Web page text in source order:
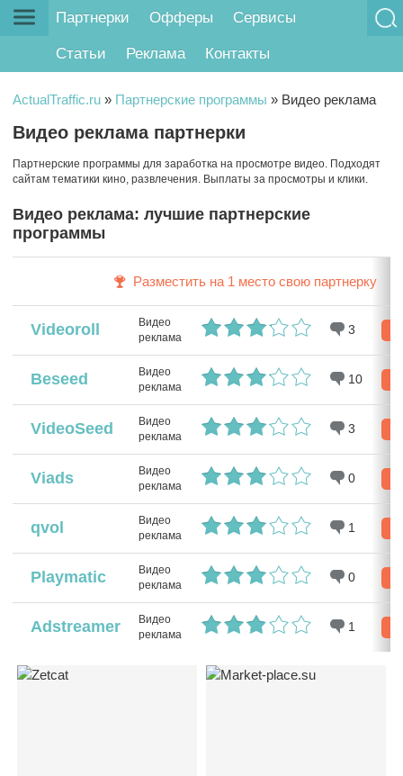
Партнерки Офферы Сервисы
Статьи Реклама Контакты
ActualTraffic.ru » Партнерские программы » Видео реклама
Видео реклама партнерки
Партнерские программы для заработка на просмотре видео. Подходят
сайтам тематики кино, развлечения. Выплаты за просмотры и клики.
Видео реклама: лучшие партнерские
программы
Разместить на 1 место свою партнерку
Videoroll
Видео
реклама
3
Beseed
Видео
реклама
10
VideoSeed
Видео
реклама
3
Viads
Видео
реклама
0
qvol
Видео
реклама
1
Playmatic
Видео
реклама
0
Adstreamer
Видео
реклама
1